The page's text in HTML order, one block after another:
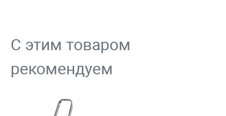
С этим товаром
рекомендуем